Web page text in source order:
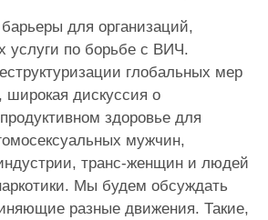
для организаций,
услуги по борьбе с ВИЧ.
глобальных мер
дискуссия о
здоровье для
мужчин,
транс-женщин и людей
Мы будем обсуждать
разные движения. Такие,